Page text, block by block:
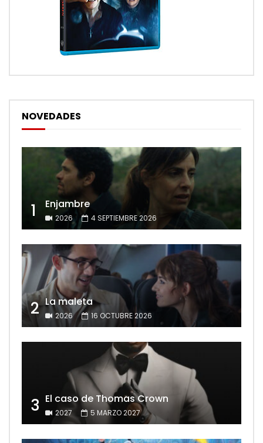
NOVEDADES
1 Enjambre
2026 4 SEPTIEMBRE 2026
2 La maleta
2026 16 OCTUBRE 2026
3 El caso de Thomas Crown
2027 5 MARZO 2027